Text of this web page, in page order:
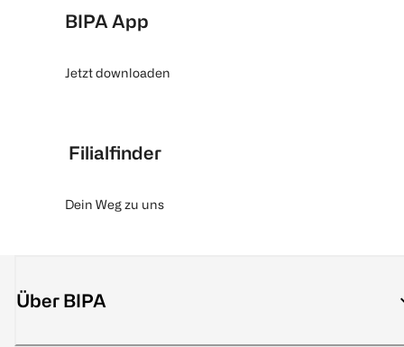
BIPA App
Jetzt downloaden
Filialfinder
Dein Weg zu uns
Über BIPA